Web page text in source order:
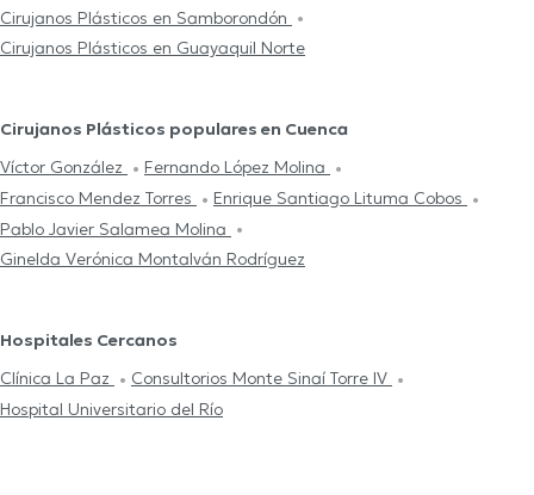
Cirujanos Plásticos en Samborondón
Cirujanos Plásticos en Guayaquil Norte
Cirujanos Plásticos populares en Cuenca
Víctor González
Fernando López Molina
Francisco Mendez Torres
Enrique Santiago Lituma Cobos
Pablo Javier Salamea Molina
Ginelda Verónica Montalván Rodríguez
Hospitales Cercanos
Clínica La Paz
Consultorios Monte Sinaí Torre IV
Hospital Universitario del Río